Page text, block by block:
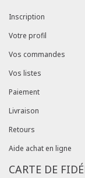
Inscription
Votre profil
Vos commandes
Vos listes
Paiement
Livraison
Retours
Aide achat en ligne
CARTE DE